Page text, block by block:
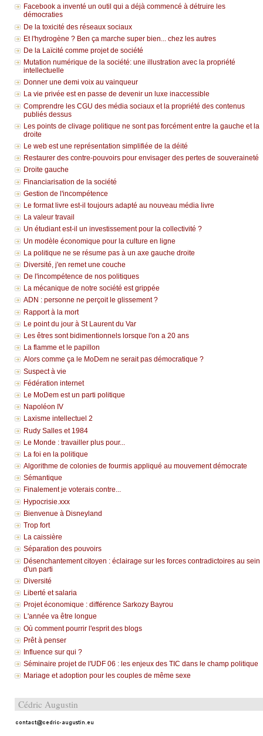
Facebook a inventé un outil qui a déjà commencé à détruire les
démocraties
De la toxicité des réseaux sociaux
Et l'hydrogène ? Ben ça marche super bien... chez les autres
De la Laïcité comme projet de société
Mutation numérique de la société: une illustration avec la propriété
intellectuelle
Donner une demi voix au vainqueur
La vie privée est en passe de devenir un luxe inaccessible
Comprendre les CGU des média sociaux et la propriété des contenus
publiés dessus
Les points de clivage politique ne sont pas forcément entre la gauche et la
droite
Le web est une représentation simplifiée de la déité
Restaurer des contre-pouvoirs pour envisager des pertes de souveraineté
Droite gauche
Financiarisation de la société
Gestion de l'incompétence
Le format livre est-il toujours adapté au nouveau média livre
La valeur travail
Un étudiant est-il un investissement pour la collectivité ?
Un modèle économique pour la culture en ligne
La politique ne se résume pas à un axe gauche droite
Diversité, j'en remet une couche
De l'incompétence de nos politiques
La mécanique de notre société est grippée
ADN : personne ne perçoit le glissement ?
Rapport à la mort
Le point du jour à St Laurent du Var
Les êtres sont bidimentionnels lorsque l'on a 20 ans
La flamme et le papillon
Alors comme ça le MoDem ne serait pas démocratique ?
Suspect à vie
Fédération internet
Le MoDem est un parti politique
Napoléon IV
Laxisme intellectuel 2
Rudy Salles et 1984
Le Monde : travailler plus pour...
La foi en la politique
Algorithme de colonies de fourmis appliqué au mouvement démocrate
Sémantique
Finalement je voterais contre...
Hypocrisie.xxx
Bienvenue à Disneyland
Trop fort
La caissière
Séparation des pouvoirs
Désenchantement citoyen : éclairage sur les forces contradictoires au sein
d'un parti
Diversité
Liberté et salaria
Projet économique : différence Sarkozy Bayrou
L'année va être longue
Où comment pourrir l'esprit des blogs
Prêt à penser
Influence sur qui ?
Séminaire projet de l'UDF 06 : les enjeux des TIC dans le champ politique
Mariage et adoption pour les couples de même sexe
Cédric Augustin